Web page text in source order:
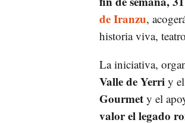
de Iranzu,
historia viva,
La iniciativa,
Valle de Yerri y el
Gourmety el
valor el legado